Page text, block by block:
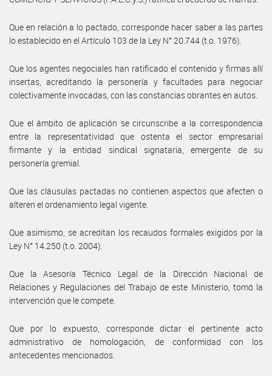
Que en relación a lo pactado, corresponde hacer saber a las partes
lo establecido en el Artículo 103 de la Ley N° 20.744 (t.o. 1976).
Que los agentes negociales han ratificado el contenido y firmas allí
insertas, acreditando la personería y facultades para negociar
colectivamente invocadas, con las constancias obrantes en autos.
Que el ámbito de aplicación se circunscribe a la correspondencia
entre la representatividad que ostenta el sector empresarial
firmante y la entidad sindical signataria, emergente de su
personería gremial.
Que las cláusulas pactadas no contienen aspectos que afecten o
alteren el ordenamiento legal vigente.
Que asimismo, se acreditan los recaudos formales exigidos por la
Ley N° 14.250 (t.o. 2004).
Que la Asesoría Técnico Legal de la Dirección Nacional de
Relaciones y Regulaciones del Trabajo de este Ministerio, tomó la
intervención que le compete.
Que por lo expuesto, corresponde dictar el pertinente acto
administrativo de homologación, de conformidad con los
antecedentes mencionados.